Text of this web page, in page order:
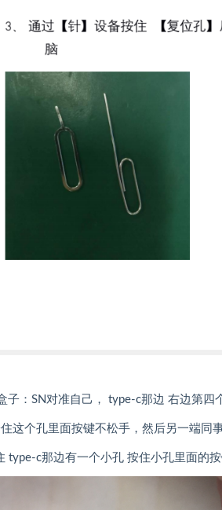
子：SN对准自己， type-c那边 右边第
这个孔里面按键不松手，然后另一端同
type-c那边有一个小孔 按住小孔里面的